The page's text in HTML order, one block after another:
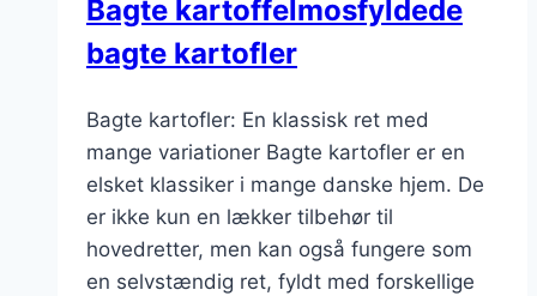
Bagte kartoffelmosfyldede
bagte kartofler
Bagte kartofler: En klassisk ret med
mange variationer Bagte kartofler er en
elsket klassiker i mange danske hjem. De
er ikke kun en lækker tilbehør til
hovedretter, men kan også fungere som
en selvstændig ret, fyldt med forskellige